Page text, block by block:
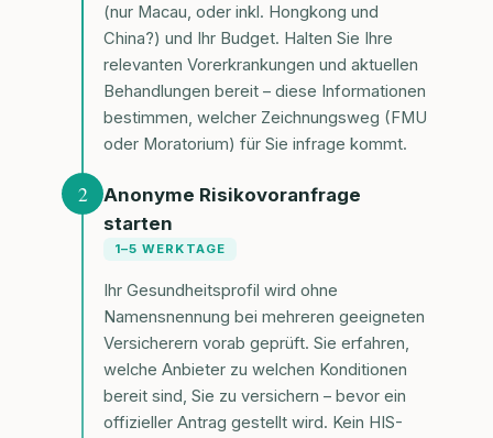
(nur Macau, oder inkl. Hongkong und
China?) und Ihr Budget. Halten Sie Ihre
relevanten Vorerkrankungen und aktuellen
Behandlungen bereit – diese Informationen
bestimmen, welcher Zeichnungsweg (FMU
oder Moratorium) für Sie infrage kommt.
2
Anonyme Risikovoranfrage
starten
1–5 WERKTAGE
Ihr Gesundheitsprofil wird ohne
Namensnennung bei mehreren geeigneten
Versicherern vorab geprüft. Sie erfahren,
welche Anbieter zu welchen Konditionen
bereit sind, Sie zu versichern – bevor ein
offizieller Antrag gestellt wird. Kein HIS-